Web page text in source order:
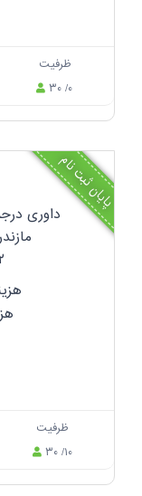
ظرفیت
۳۰ /۰
پایان ثبت نام
ظرفیت
۳۰ /۱۰